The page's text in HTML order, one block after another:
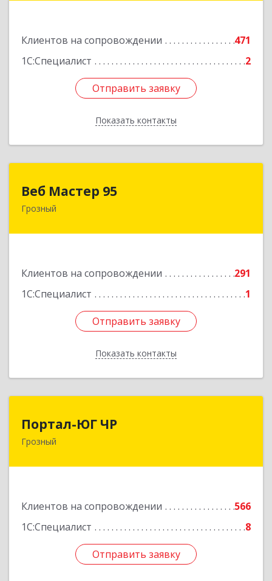
Клиентов на сопровождении
471
1С:Специалист
2
Отправить заявку
Показать контакты
Отправить заявку
Назад
Веб Мастер 95
Грозный
Клиентов на сопровождении
291
1С:Специалист
1
Отправить заявку
Показать контакты
Подробнее
Отправить заявку
Назад
Портал-ЮГ ЧР
Грозный
Клиентов на сопровождении
566
1С:Специалист
8
Отправить заявку
364906, Чеченская Респ, Грозный г, Путина пр-
Отправить заявку